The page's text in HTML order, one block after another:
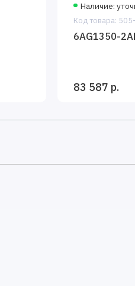
Наличие:
Код товара:
6AG1350-
83 587 р.